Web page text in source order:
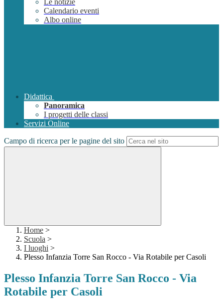
Le notizie
Calendario eventi
Albo online
Didattica
Panoramica
I progetti delle classi
Servizi Online
Campo di ricerca per le pagine del sito
Home >
Scuola >
I luoghi >
Plesso Infanzia Torre San Rocco - Via Rotabile per Casoli
Plesso Infanzia Torre San Rocco - Via
Rotabile per Casoli